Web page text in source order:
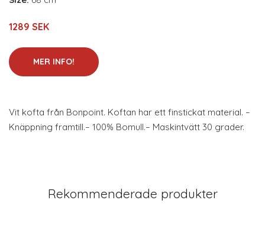
1289 SEK
MER INFO!
Vit kofta från Bonpoint. Koftan har ett finstickat material. –
Knäppning framtill.– 100% Bomull.– Maskintvätt 30 grader.
Rekommenderade produkter